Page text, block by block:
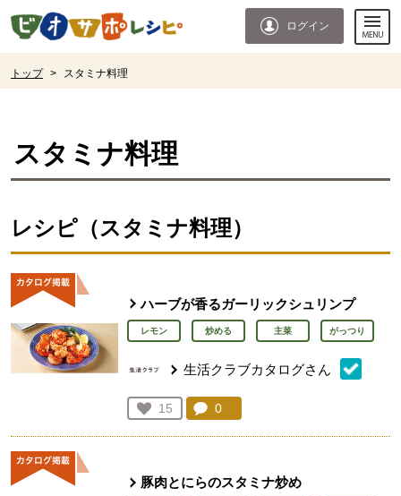
ページの先頭です。
ログイン
トップ > スタミナ料理
スタミナ料理
レシピ（スタミナ料理）
ハーブが香るガーリックシュリンプ
レモン 炒める 主菜 がっつり
生活クラブカタログさん
お気に入り登録：
15
人が登録
コメント：
0
豚肉とにらのスタミナ炒め